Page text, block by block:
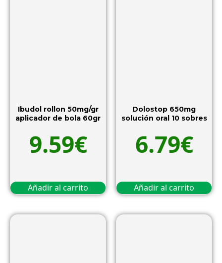
Ibudol rollon 50mg/gr
aplicador de bola 60gr
9.59€
Añadir al carrito
Dolostop 650mg
solución oral 10 sobres
6.79€
Añadir al carrito